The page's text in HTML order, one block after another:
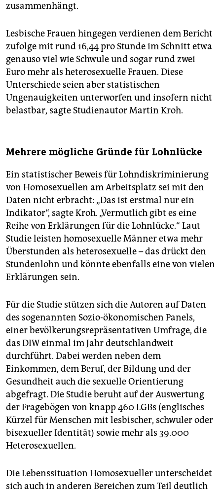
zusammenhängt.
Lesbische Frauen hingegen verdienen dem Bericht
zufolge mit rund 16,44 pro Stunde im Schnitt etwa
genauso viel wie Schwule und sogar rund zwei
Euro mehr als heterosexuelle Frauen. Diese
Unterschiede seien aber statistischen
Ungenauigkeiten unterworfen und insofern nicht
belastbar, sagte Studienautor Martin Kroh.
Mehrere mögliche Gründe für Lohnlücke
Ein statistischer Beweis für Lohndiskriminierung
von Homosexuellen am Arbeitsplatz sei mit den
Daten nicht erbracht: „Das ist erstmal nur ein
Indikator“, sagte Kroh. „Vermutlich gibt es eine
Reihe von Erklärungen für die Lohnlücke.“ Laut
Studie leisten homosexuelle Männer etwa mehr
Überstunden als heterosexuelle – das drückt den
Stundenlohn und könnte ebenfalls eine von vielen
Erklärungen sein.
Für die Studie stützen sich die Autoren auf Daten
des sogenannten Sozio-ökonomischen Panels,
einer bevölkerungsrepräsentativen Umfrage, die
das DIW einmal im Jahr deutschlandweit
durchführt. Dabei werden neben dem
Einkommen, dem Beruf, der Bildung und der
Gesundheit auch die sexuelle Orientierung
abgefragt. Die Studie beruht auf der Auswertung
der Fragebögen von knapp 460 LGBs (englisches
Kürzel für Menschen mit lesbischer, schwuler oder
bisexueller Identität) sowie mehr als 39.000
Heterosexuellen.
Die Lebenssituation Homosexueller unterscheidet
sich auch in anderen Bereichen zum Teil deutlich